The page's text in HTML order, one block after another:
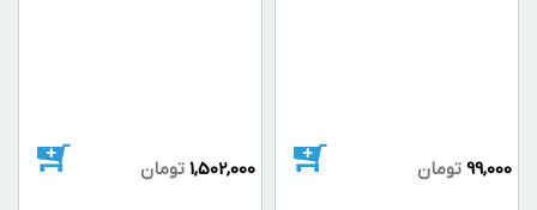
99,000 تومان 1,502,000 تومان